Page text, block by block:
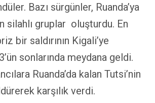
Bazı sürgünler, Ruanda’ya
silahlı gruplar oluşturdu. En
bir saldırının Kigali’ye
sonlarında meydana geldi.
Ruanda’da kalan Tutsi’nin
karşılık verdi.